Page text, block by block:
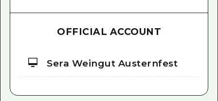
OFFICIAL ACCOUNT
Sera Weingut Austernfest